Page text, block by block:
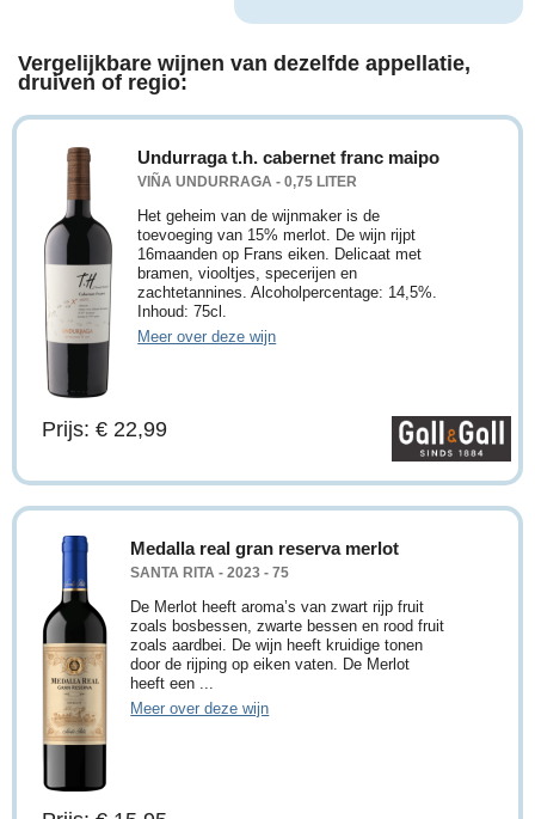
Vergelijkbare wijnen van dezelfde appellatie,
druiven of regio:
Undurraga t.h. cabernet franc maipo
VIÑA UNDURRAGA - 0,75 LITER
Het geheim van de wijnmaker is de
toevoeging van 15% merlot. De wijn rijpt
16maanden op Frans eiken. Delicaat met
bramen, viooltjes, specerijen en
zachtetannines. Alcoholpercentage: 14,5%.
Inhoud: 75cl.
Meer over deze wijn
Prijs: € 22,99
Medalla real gran reserva merlot
SANTA RITA - 2023 - 75
De Merlot heeft aroma’s van zwart rijp fruit
zoals bosbessen, zwarte bessen en rood fruit
zoals aardbei. De wijn heeft kruidige tonen
door de rijping op eiken vaten. De Merlot
heeft een ...
Meer over deze wijn